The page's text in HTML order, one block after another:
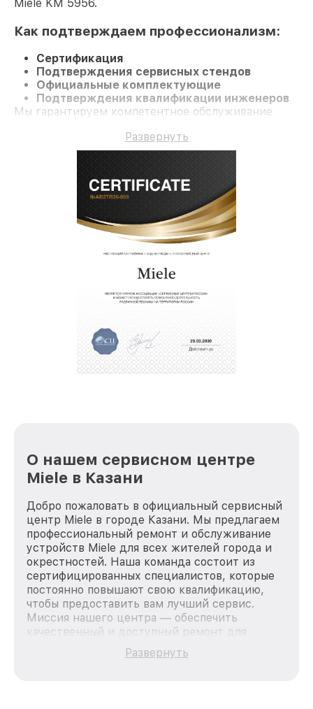
Miele KM 5956.
Как подтверждаем профессионализм:
Сертификация
Подтверждения сервисных стендов
Официальные комплектующие
Подтверждения квалификации инженеров
Мы гарантируем компетентное обслуживание
Развернуть
О нашем сервисном центре
Miele в Казани
Добро пожаловать в официальный сервисный
центр Miele в городе Казани. Мы предлагаем
профессиональный ремонт и обслуживание
устройств Miele для всех жителей города и
окрестностей. Наша команда состоит из
сертифицированных специалистов, которые
постоянно повышают свою квалификацию,
чтобы предоставить вам лучший сервис.
Миссия нашего центра — обеспечить
качественный и доступный ремонт для
каждого пользователя продукции Miele, вне
зависимости от сложности поломки. Мы
Развернуть